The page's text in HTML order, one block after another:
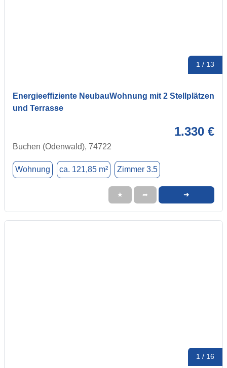
1 / 13
Energieeffiziente NeubauWohnung mit 2 Stellplätzen
und Terrasse
1.330 €
Buchen (Odenwald), 74722
Wohnung ca. 121,85 m² Zimmer 3.5
★ ➦ ➜
1 / 16